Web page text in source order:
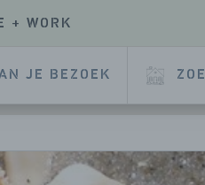
+ WORK
JE BEZOEK